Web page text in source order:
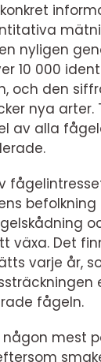
nyligen
10 000
och den
nya arter.
av alla
befolkning
växa. Det
varje år,
fågeln.
mest